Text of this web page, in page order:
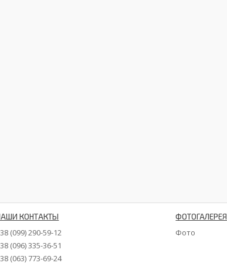
КОНТАКТЫ
(099) 290-59-12
(096) 335-36-51
(063) 773-69-24
ФОТОГАЛЕРЕЯ
Фото